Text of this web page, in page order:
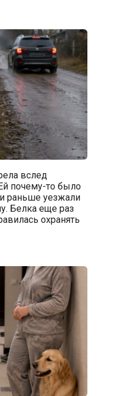
вслед
почему-то было
раньше уезжали
Белка еще раз
охранять